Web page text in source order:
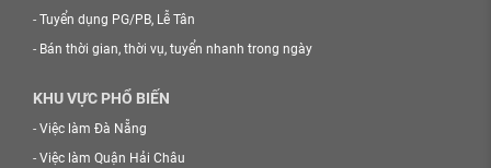
- Tuyển dụng PG/PB, Lễ Tân
- Bán thời gian, thời vụ, tuyển nhanh trong ngày
KHU VỰC PHỔ BIẾN
- Việc làm Đà Nẵng
- Việc làm Quận Hải Châu